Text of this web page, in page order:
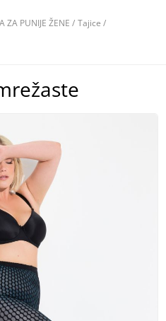
ZA PUNIJE ŽENE / Tajice /